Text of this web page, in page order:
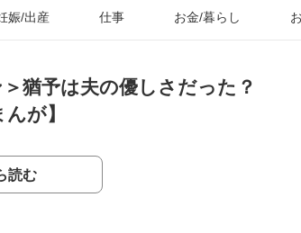
娠/出産 仕事 お金/暮らし
猶予は夫の優しさだった？
が】
読む